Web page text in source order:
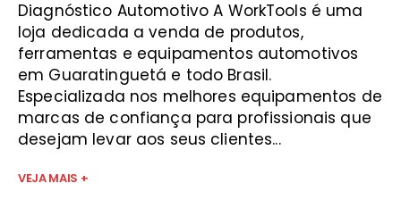
Diagnóstico Automotivo A WorkTools é uma
loja dedicada a venda de produtos,
ferramentas e equipamentos automotivos
em Guaratinguetá e todo Brasil.
Especializada nos melhores equipamentos de
marcas de confiança para profissionais que
desejam levar aos seus clientes...
VEJA MAIS +